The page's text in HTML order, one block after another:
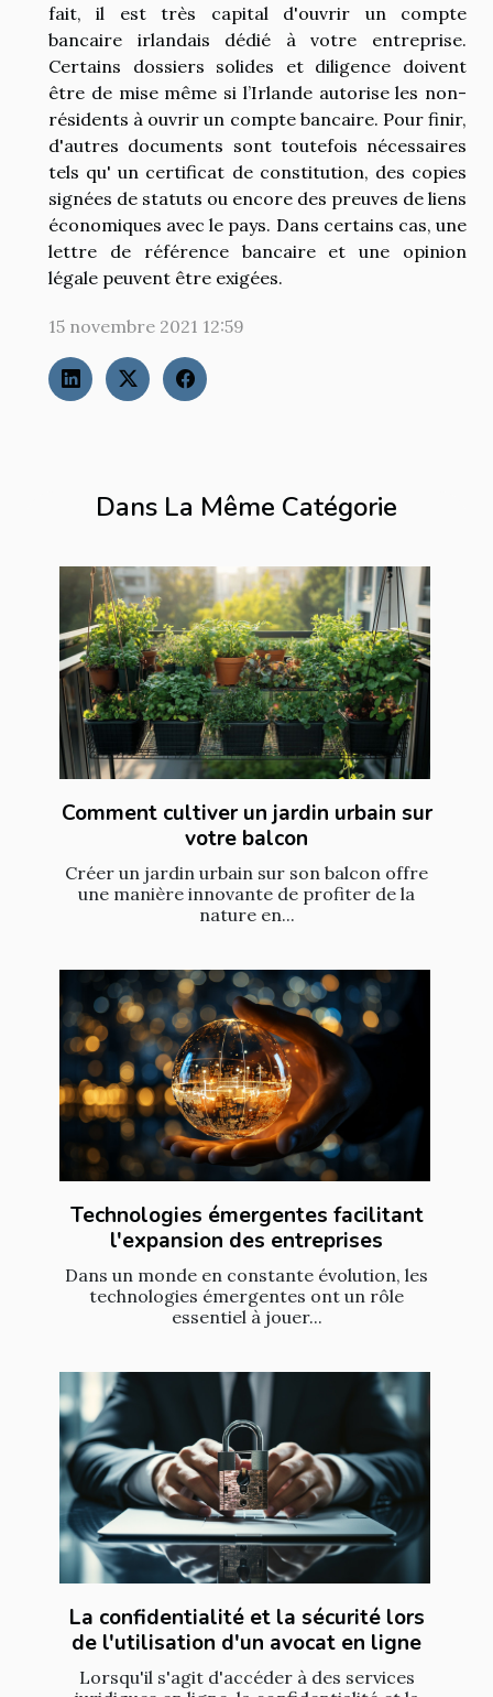
Dans La Même Catégorie
Comment cultiver un jardin urbain sur
votre balcon
Créer un jardin urbain sur son balcon offre
une manière innovante de profiter de la
nature en...
Technologies émergentes facilitant
l'expansion des entreprises
Dans un monde en constante évolution, les
technologies émergentes ont un rôle
essentiel à jouer...
La confidentialité et la sécurité lors
de l'utilisation d'un avocat en ligne
Lorsqu'il s'agit d'accéder à des services
fait, il est très capital d'ouvrir un compte
bancaire irlandais dédié à votre entreprise.
Certains dossiers solides et diligence doivent
être de mise même si l’Irlande autorise les non-
résidents à ouvrir un compte bancaire. Pour finir,
d'autres documents sont toutefois nécessaires
tels qu' un certificat de constitution, des copies
signées de statuts ou encore des preuves de liens
économiques avec le pays. Dans certains cas, une
lettre de référence bancaire et une opinion
légale peuvent être exigées.
15 novembre 2021 12:59